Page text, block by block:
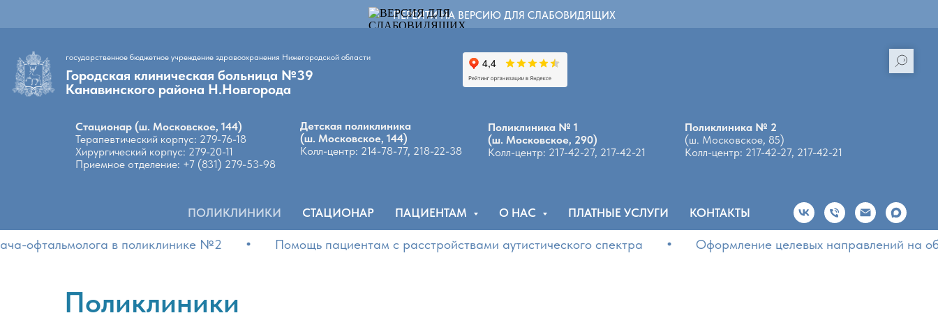
ПЕРЕЙТИ НА ВЕРСИЮ ДЛЯ СЛАБОВИДЯЩИХ
государственное бюджетное учреждение здравоохранения Нижегородской области
Городская клиническая больница №39
Канавинского района Н.Новгорода
Стационар (ш. Московское, 144)
Терапевтический корпус: 279-76-18
Хирургический корпус: 279-20-11
Приемное отделение: +7 (831) 279-53-98
Детская поликлиника
(ш. Московское, 144)
Колл-центр: 214-78-77, 218-22-38
Поликлиника № 1
(ш. Московское, 290)
Колл-центр: 217-42-27, 217-42-21
Поликлиника № 2
(ш. Московское, 85)
Колл-центр: 217-42-27, 217-42-21
ПОЛИКЛИНИКИ СТАЦИОНАР ПАЦИЕНТАМ О НАС ПЛАТНЫЕ УСЛУГИ КОНТАКТЫ
в поликлинике №2 Помощь пациентам с расстройствами аутистического спектра Оформление целевых направлений на
Поликлиники